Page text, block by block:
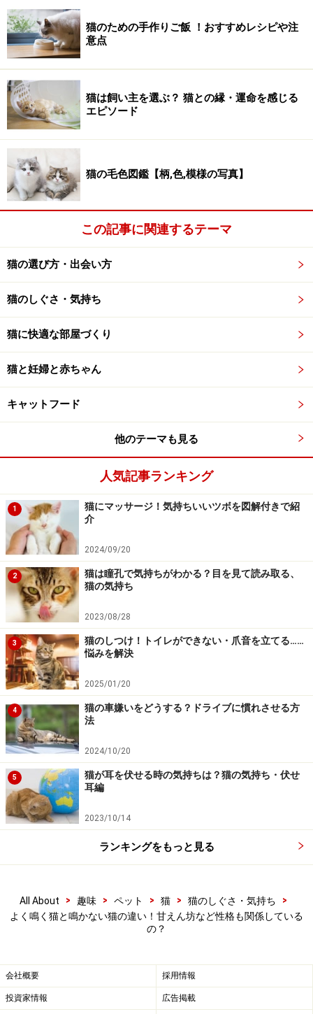
げてください。
そもそも、猫はなぜ鳴くの？
鳴いたら飼い主がお願い事を聞いてくれた！
猫が鳴く理由は大きく以下の5つに分類できます。
1．要求を伝えるとき
3．恐怖・警戒の時
4．助けが必要で鳴くことしかできないとき
5．原因不明
基本的に飼い主のいない猫は、声を出すことで襲われる
としつけられます。しかし、人と暮らすようになると、
猫は鳴くことで自分の要求が叶う・飼い主をコントロー
猫は2～3歳児の知能を持った賢い動物で、特に自分に都
合のよいことに関しての学習能力は高く、反対に都合の
悪いことを忘れる（忘れたふりができる）能力も持ち合
わせています。
例えば、鳴けばご飯をもらえた、自分に注意を向けるこ
とができた、遊んでもらえた、構ってもらえた、甘えら
れたなどだけでなく、窮地に陥ったとき、挟まれて出ら
れなくなったり、何かのアクシデントに巻き込まれたと
きに助けてもらえた経験などで、鳴けば何とかなると学
びます。
猫が鳴きやまないときに考えられる原因・
甘えん坊さんのサインかも？
「構って～あそぼ～」という甘えたいサインかも？
昼間は静かなのに、夜や早朝になると鳴き始め、鳴きや
まない猫がいます。何かしらの要求があるのでしょう
また鳴き始めます。
夜や早朝だと、自分も睡眠不足だし、ご近所迷惑にもな
りかねません。
猫のための手作りご飯 ！おすすめレシピや注
意点
猫は飼い主を選ぶ？ 猫との縁・運命を感じる
エピソード
猫の毛色図鑑【柄,色,模様の写真】
この記事に関連するテーマ
猫の選び方・出会い方
猫のしぐさ・気持ち
猫に快適な部屋づくり
猫と妊婦と赤ちゃん
キャットフード
他のテーマも見る
人気記事ランキング
1
猫にマッサージ！気持ちいいツボを図解付きで紹
介
2024/09/20
2
猫は瞳孔で気持ちがわかる？目を見て読み取る、
猫の気持ち
2023/08/28
3
猫のしつけ！トイレができない・爪音を立てる……
悩みを解決
2025/01/20
4
猫の車嫌いをどうする？ドライブに慣れさせる方
法
2024/10/20
5
猫が耳を伏せる時の気持ちは？猫の気持ち・伏せ
耳編
2023/10/14
ランキングをもっと見る
All About > 趣味 > ペット > 猫 > 猫のしぐさ・気持ち
>
よく鳴く猫と鳴かない猫の違い！甘えん坊など性格も関係している
の？
会社概要 採用情報
投資家情報 広告掲載